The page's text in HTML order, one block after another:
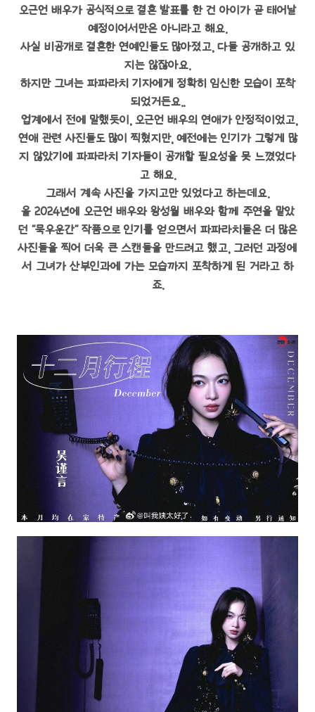
오근언 배우가 공식적으로 결혼 발표를 한 건 아이가 곧 태어날
예정이어서만은 아니라고 해요.
사실 비공개로 결혼한 연예인들도 많아졌고, 다들 공개하고 있
지는 않잖아요.
하지만 그녀는 파파라치 기자에게 정확히 임신한 모습이 포착
되었거든요..
업계에서 전에 말했듯이, 오근언 배우의 연애가 안정적이었고,
연애 관련 사진들도 많이 찍혔지만, 예전에는 인기가 그렇게 많
지 않았기에 파파라치 기자들이 공개할 필요성을 못 느꼈었다
고 해요.
그래서 계속 사진을 가지고만 있었다고 하는데요.
올 2024년에 오근언 배우와 왕성월 배우와 함께 주연을 맡았
던 "묵우운간" 작품으로 인기를 얻으면서 파파라치들은 더 많은
사진들을 찍어 더욱 큰 스캔들을 만드려고 했고, 그러던 과정에
서 그녀가 산부인과에 가는 모습까지 포착하게 된 거라고 하
죠.